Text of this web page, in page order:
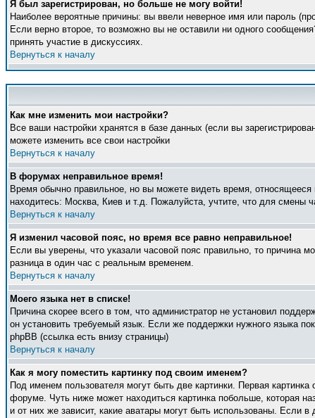
Я был зарегистрирован, но больше не могу войти!
Наиболее вероятные причины: вы ввели неверное имя или пароль
Если верно второе, то возможно вы не оставили ни одного
принять участие в дискуссиях.
Вернуться к началу
Как мне изменить мои настройки?
Все ваши настройки хранятся в базе данных (если вы
можете изменить все свои настройки
Вернуться к началу
В форумах неправильное время!
Время обычно правильное, но вы можете видеть время,
находитесь: Москва, Киев и т.д. Пожалуйста, учтите, что для смены
Вернуться к началу
Я изменил часовой пояс, но время все равно неправильное!
Если вы уверены, что указали часовой пояс правильно, то причина
разница в один час с реальным временем.
Вернуться к началу
Моего языка нет в списке!
Причина скорее всего в том, что администратор не установил
он установить требуемый язык. Если же поддержки нужного языка
phpBB (ссылка есть внизу страницы)
Вернуться к началу
Как я могу поместить картинку под своим именем?
Под именем пользователя могут быть две картинки. Первая
форуме. Чуть ниже может находиться картинка побольше, которая
и от них же зависит, какие аватары могут быть использованы.